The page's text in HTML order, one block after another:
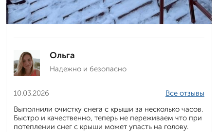
Ольга
Надежно и безопасно
10.03.2026
Все отзывы
Выполнили очистку снега с крыши за несколько часов.
Быстро и качественно, теперь не переживаем что при
потеплении снег с крыши может упасть на голову.